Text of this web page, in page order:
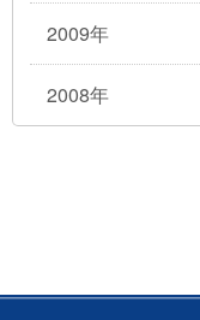
2009年
2008年